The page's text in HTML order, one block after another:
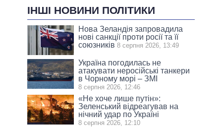
ІНШІ НОВИНИ ПОЛІТИКИ
Нова Зеландія запровадила
нові санкції проти росії та її
союзників 8 серпня 2026, 13:49
Україна погодилась не
атакувати неросійські танкери
в Чорному морі – ЗМІ
8 серпня 2026, 12:46
«Не хоче лише путін»:
Зеленський відреагував на
нічний удар по Україні
8 серпня 2026, 12:10